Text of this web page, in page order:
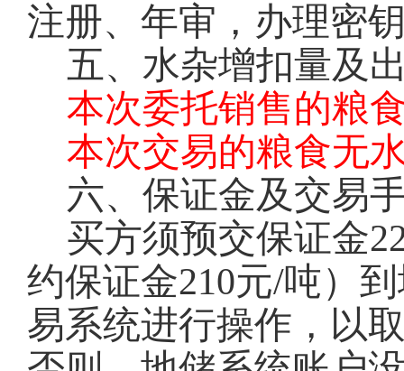
注册、年审，办理密
五、水杂增扣量及
本次委托销售的粮
本次交易的粮食无
六、保证金及交易
买方须预交保证金
约保证金210元/吨）
易系统进行操作，以